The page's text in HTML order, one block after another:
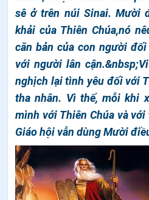
sê ở trên núi Sinai. Mười
khải của Thiên Chúa,nó
căn bản của con người
với người lân
nghịch lại tình yêu đối với
tha nhân. Vì thế, mỗi khi
mình với Thiên Chúa và
Giáo hội vẫn dùng Mười